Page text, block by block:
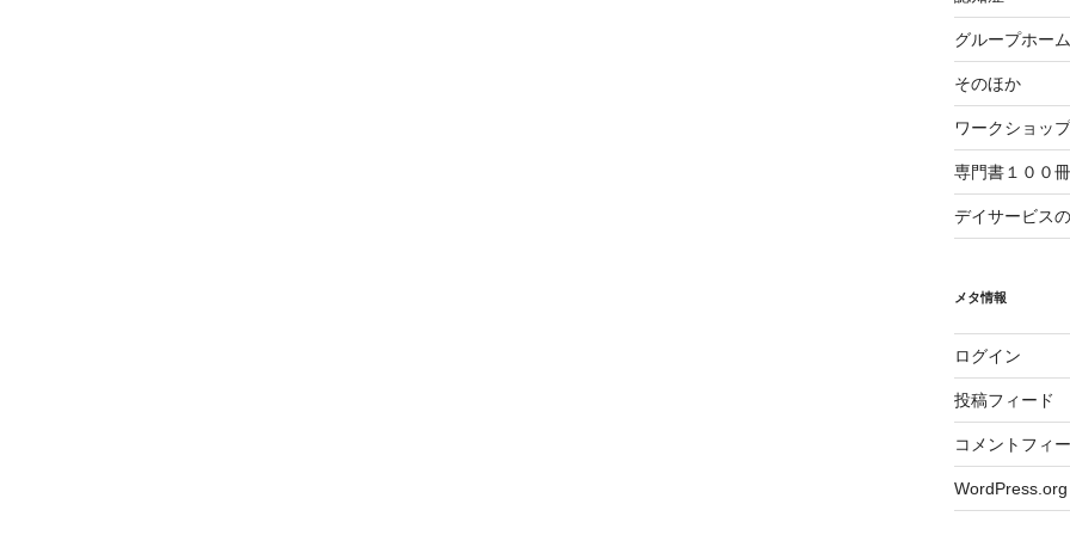
グループホーム
そのほか
ワークショップ
専門書１００
デイサービス
メタ情報
ログイン
投稿フィード
コメントフィ
WordPress.org